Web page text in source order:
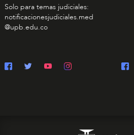
Solo para temas judiciales:
notificacionesjudiciales.med
@upb.edu.co